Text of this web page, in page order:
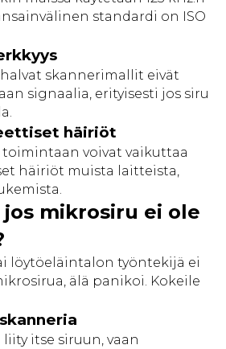
standardi on ISO
skannerimallit eivät
signaalia, erityisesti jos siru
häiriöt
voivat vaikuttaa
häiriöt muista laitteista,
mikrosiru ei ole
löytöeläintalon työntekijä ei
älä panikoi. Kokeile
itse siruun, vaan